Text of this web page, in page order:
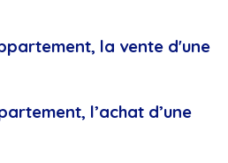
la vente d'une
l’achat d’une